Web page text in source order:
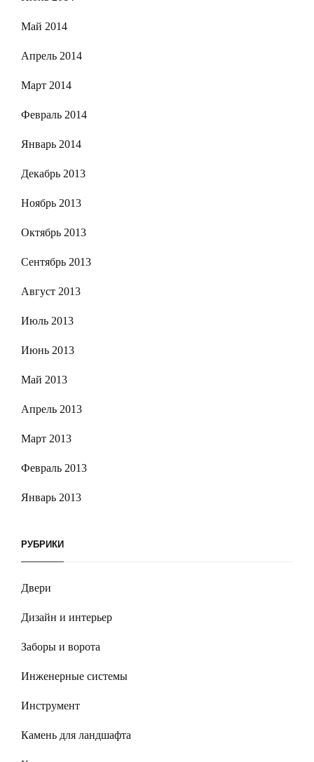
Май 2014
Апрель 2014
Март 2014
Февраль 2014
Январь 2014
Декабрь 2013
Ноябрь 2013
Октябрь 2013
Сентябрь 2013
Август 2013
Июль 2013
Июнь 2013
Май 2013
Апрель 2013
Март 2013
Февраль 2013
Январь 2013
РУБРИКИ
Двери
Дизайн и интерьер
Заборы и ворота
Инженерные системы
Инструмент
Камень для ландшафта